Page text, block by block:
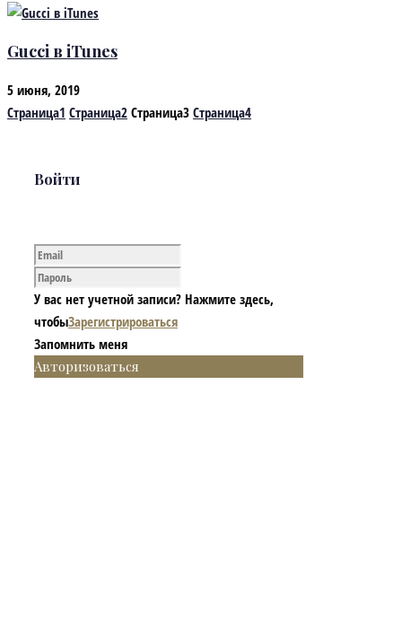
Gucci в iTunes
5 июня, 2019
Страница1 Страница2 Страница3 Страница4
Войти
У вас нет учетной записи? Нажмите здесь,
чтобыЗарегистрироваться
Запомнить меня
Авторизоваться